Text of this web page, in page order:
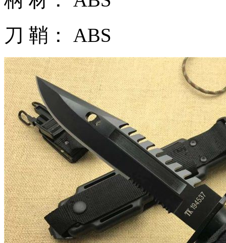
刀 鞘： ABS